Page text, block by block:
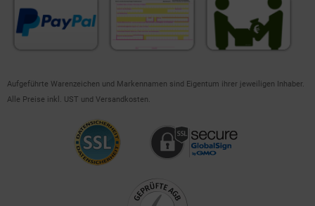
Aufgeführte Warenzeichen und Markennamen sind Eigentum ihrer jeweiligen Inhaber.
Alle Preise inkl. UST und Versandkosten.